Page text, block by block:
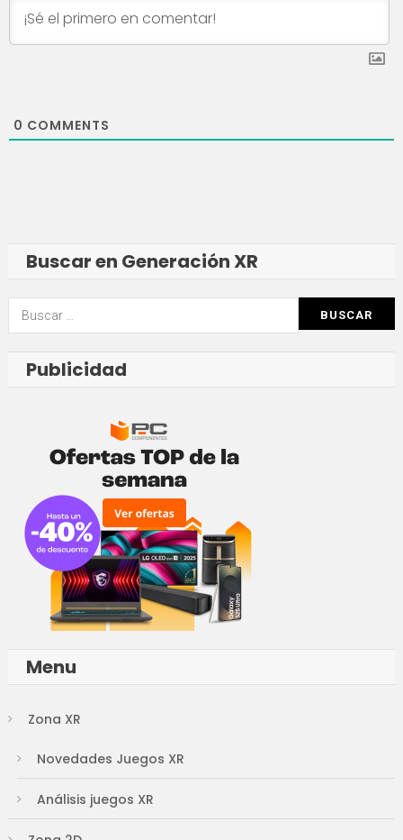
0 COMMENTS
Buscar en Generación XR
Buscar:
Publicidad
Menu
Zona XR
Novedades Juegos XR
Análisis juegos XR